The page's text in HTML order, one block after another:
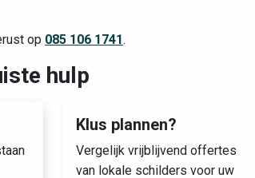
op 085 106 1741.
hulp
Klus plannen?
Vergelijk vrijblijvend offertes
van lokale schilders voor uw